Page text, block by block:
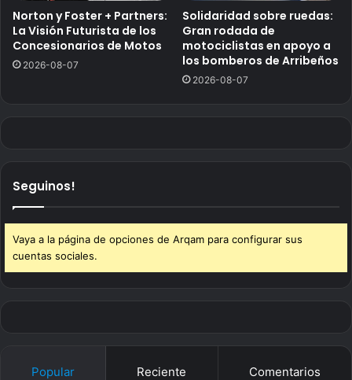
Norton y Foster + Partners:
La Visión Futurista de los
Concesionarios de Motos
2026-08-07
Solidaridad sobre ruedas:
Gran rodada de
motociclistas en apoyo a
los bomberos de Arribeños
2026-08-07
Seguinos!
Vaya a la página de opciones de Arqam para configurar sus
cuentas sociales.
Popular Reciente Comentarios